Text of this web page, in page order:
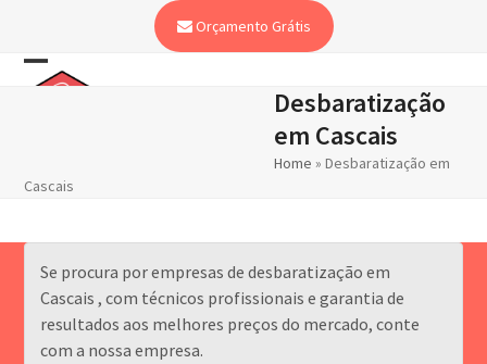
content
Orçamento Grátis
Open
Close
Desbaratização
em Cascais
Home »Desbaratização em
Cascais
Se procura por empresas de desbaratização em
Cascais , com técnicos profissionais e garantia de
resultados aos melhores preços do mercado, conte
com a nossa empresa.